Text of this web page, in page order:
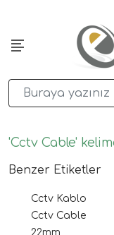
'Cctv Cable'
Benzer Etiketler
Cctv Kablo
Cctv Cable
22mm